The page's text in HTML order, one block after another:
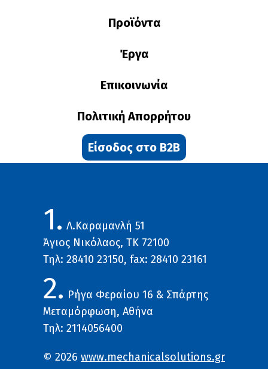
Προϊόντα
Έργα
Επικοινωνία
Πολιτική Απορρήτου
Είσοδος στο B2B
1. Λ.Καραμανλή 51
Άγιος Νικόλαος, ΤΚ 72100
Τηλ: 28410 23150, fax: 28410 23161
2. Ρήγα Φεραίου 16 & Σπάρτης
Μεταμόρφωση, Αθήνα
Τηλ: 2114056400
© 2026 www.mechanicalsolutions.gr